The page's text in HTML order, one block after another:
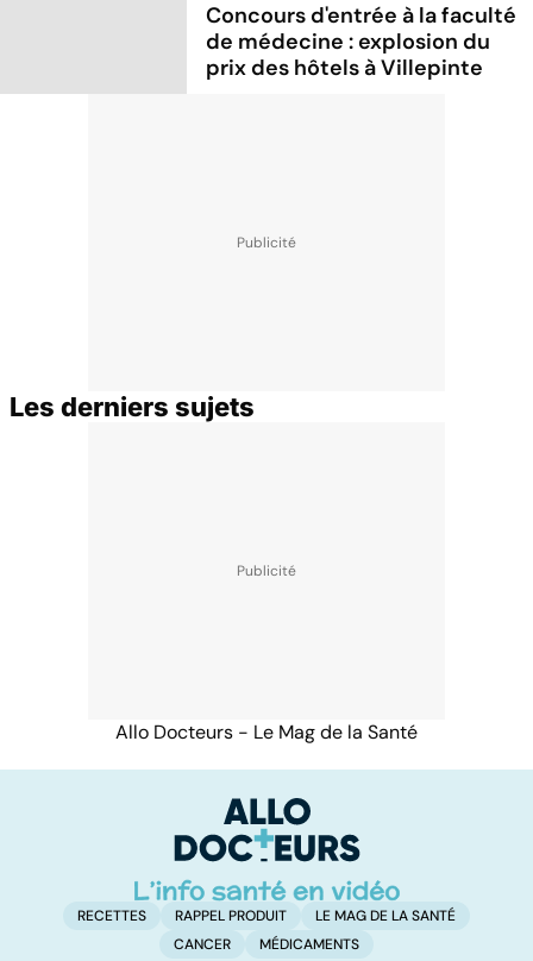
Concours d'entrée à la faculté
de médecine : explosion du
prix des hôtels à Villepinte
Les derniers sujets
Allo Docteurs - Le Mag de la Santé
RECETTES RAPPEL PRODUIT
LE MAG DE LA SANTÉ
CANCER
MÉDICAMENTS